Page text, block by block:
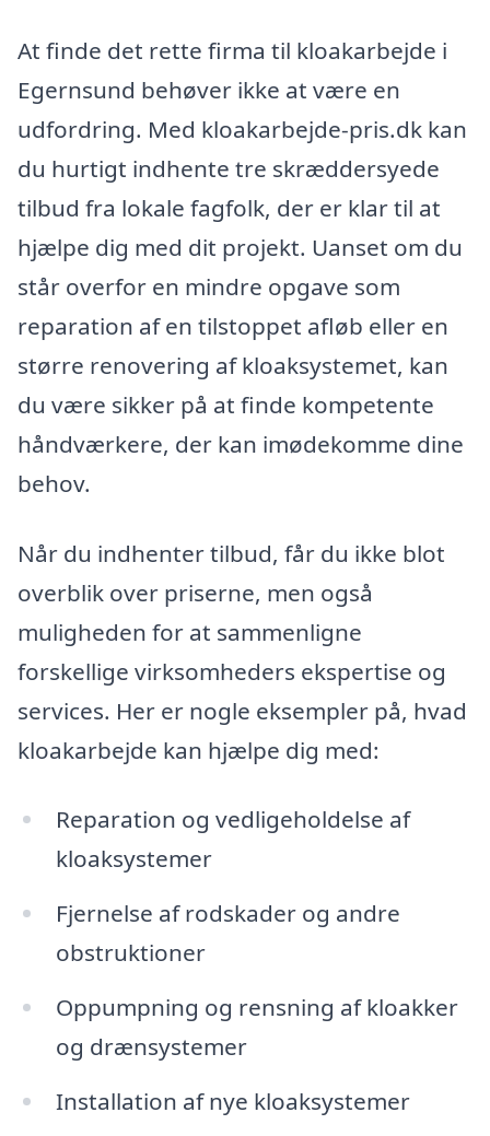
At finde det rette firma til kloakarbejde i
Egernsund behøver ikke at være en
udfordring. Med kloakarbejde-pris.dk kan
du hurtigt indhente tre skræddersyede
tilbud fra lokale fagfolk, der er klar til at
hjælpe dig med dit projekt. Uanset om du
står overfor en mindre opgave som
reparation af en tilstoppet afløb eller en
større renovering af kloaksystemet, kan
du være sikker på at finde kompetente
håndværkere, der kan imødekomme dine
behov.
Når du indhenter tilbud, får du ikke blot
overblik over priserne, men også
muligheden for at sammenligne
forskellige virksomheders ekspertise og
services. Her er nogle eksempler på, hvad
kloakarbejde kan hjælpe dig med:
Reparation og vedligeholdelse af
kloaksystemer
Fjernelse af rodskader og andre
obstruktioner
Oppumpning og rensning af kloakker
og drænsystemer
Installation af nye kloaksystemer